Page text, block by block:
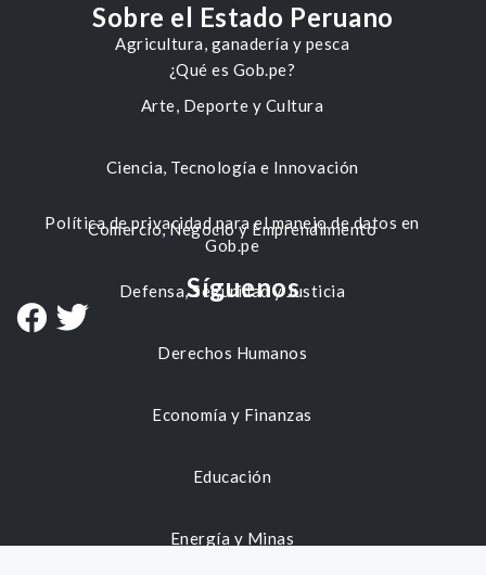
Agricultura, ganadería y pesca
Arte, Deporte y Cultura
Ciencia, Tecnología e Innovación
Comercio, Negocio y Emprendimiento
Defensa, Seguridad y Justicia
Derechos Humanos
Economía y Finanzas
Educación
Energía y Minas
Sobre el Estado Peruano
¿Qué es Gob.pe?
Política de privacidad para el manejo de datos en
Gob.pe
Síguenos